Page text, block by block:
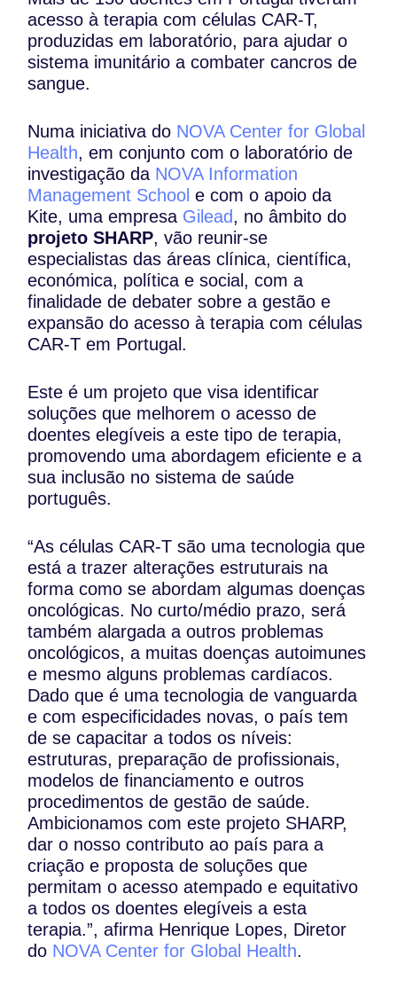
acesso à terapia com células CAR-T,
produzidas em laboratório, para ajudar o
sistema imunitário a combater cancros de
sangue.
Numa iniciativa do NOVA Center for Global
Health, em conjunto com o laboratório de
investigação da NOVA Information
Management School e com o apoio da
Kite, uma empresa Gilead, no âmbito do
projeto SHARP, vão reunir-se
especialistas das áreas clínica, científica,
económica, política e social, com a
finalidade de debater sobre a gestão e
expansão do acesso à terapia com células
CAR-T em Portugal.
Este é um projeto que visa identificar
soluções que melhorem o acesso de
doentes elegíveis a este tipo de terapia,
promovendo uma abordagem eficiente e a
sua inclusão no sistema de saúde
português.
“As células CAR-T são uma tecnologia que
está a trazer alterações estruturais na
forma como se abordam algumas doenças
oncológicas. No curto/médio prazo, será
também alargada a outros problemas
oncológicos, a muitas doenças autoimunes
e mesmo alguns problemas cardíacos.
Dado que é uma tecnologia de vanguarda
e com especificidades novas, o país tem
de se capacitar a todos os níveis:
estruturas, preparação de profissionais,
modelos de financiamento e outros
procedimentos de gestão de saúde.
Ambicionamos com este projeto SHARP,
dar o nosso contributo ao país para a
criação e proposta de soluções que
permitam o acesso atempado e equitativo
a todos os doentes elegíveis a esta
terapia.”, afirma Henrique Lopes, Diretor
do NOVA Center for Global Health.